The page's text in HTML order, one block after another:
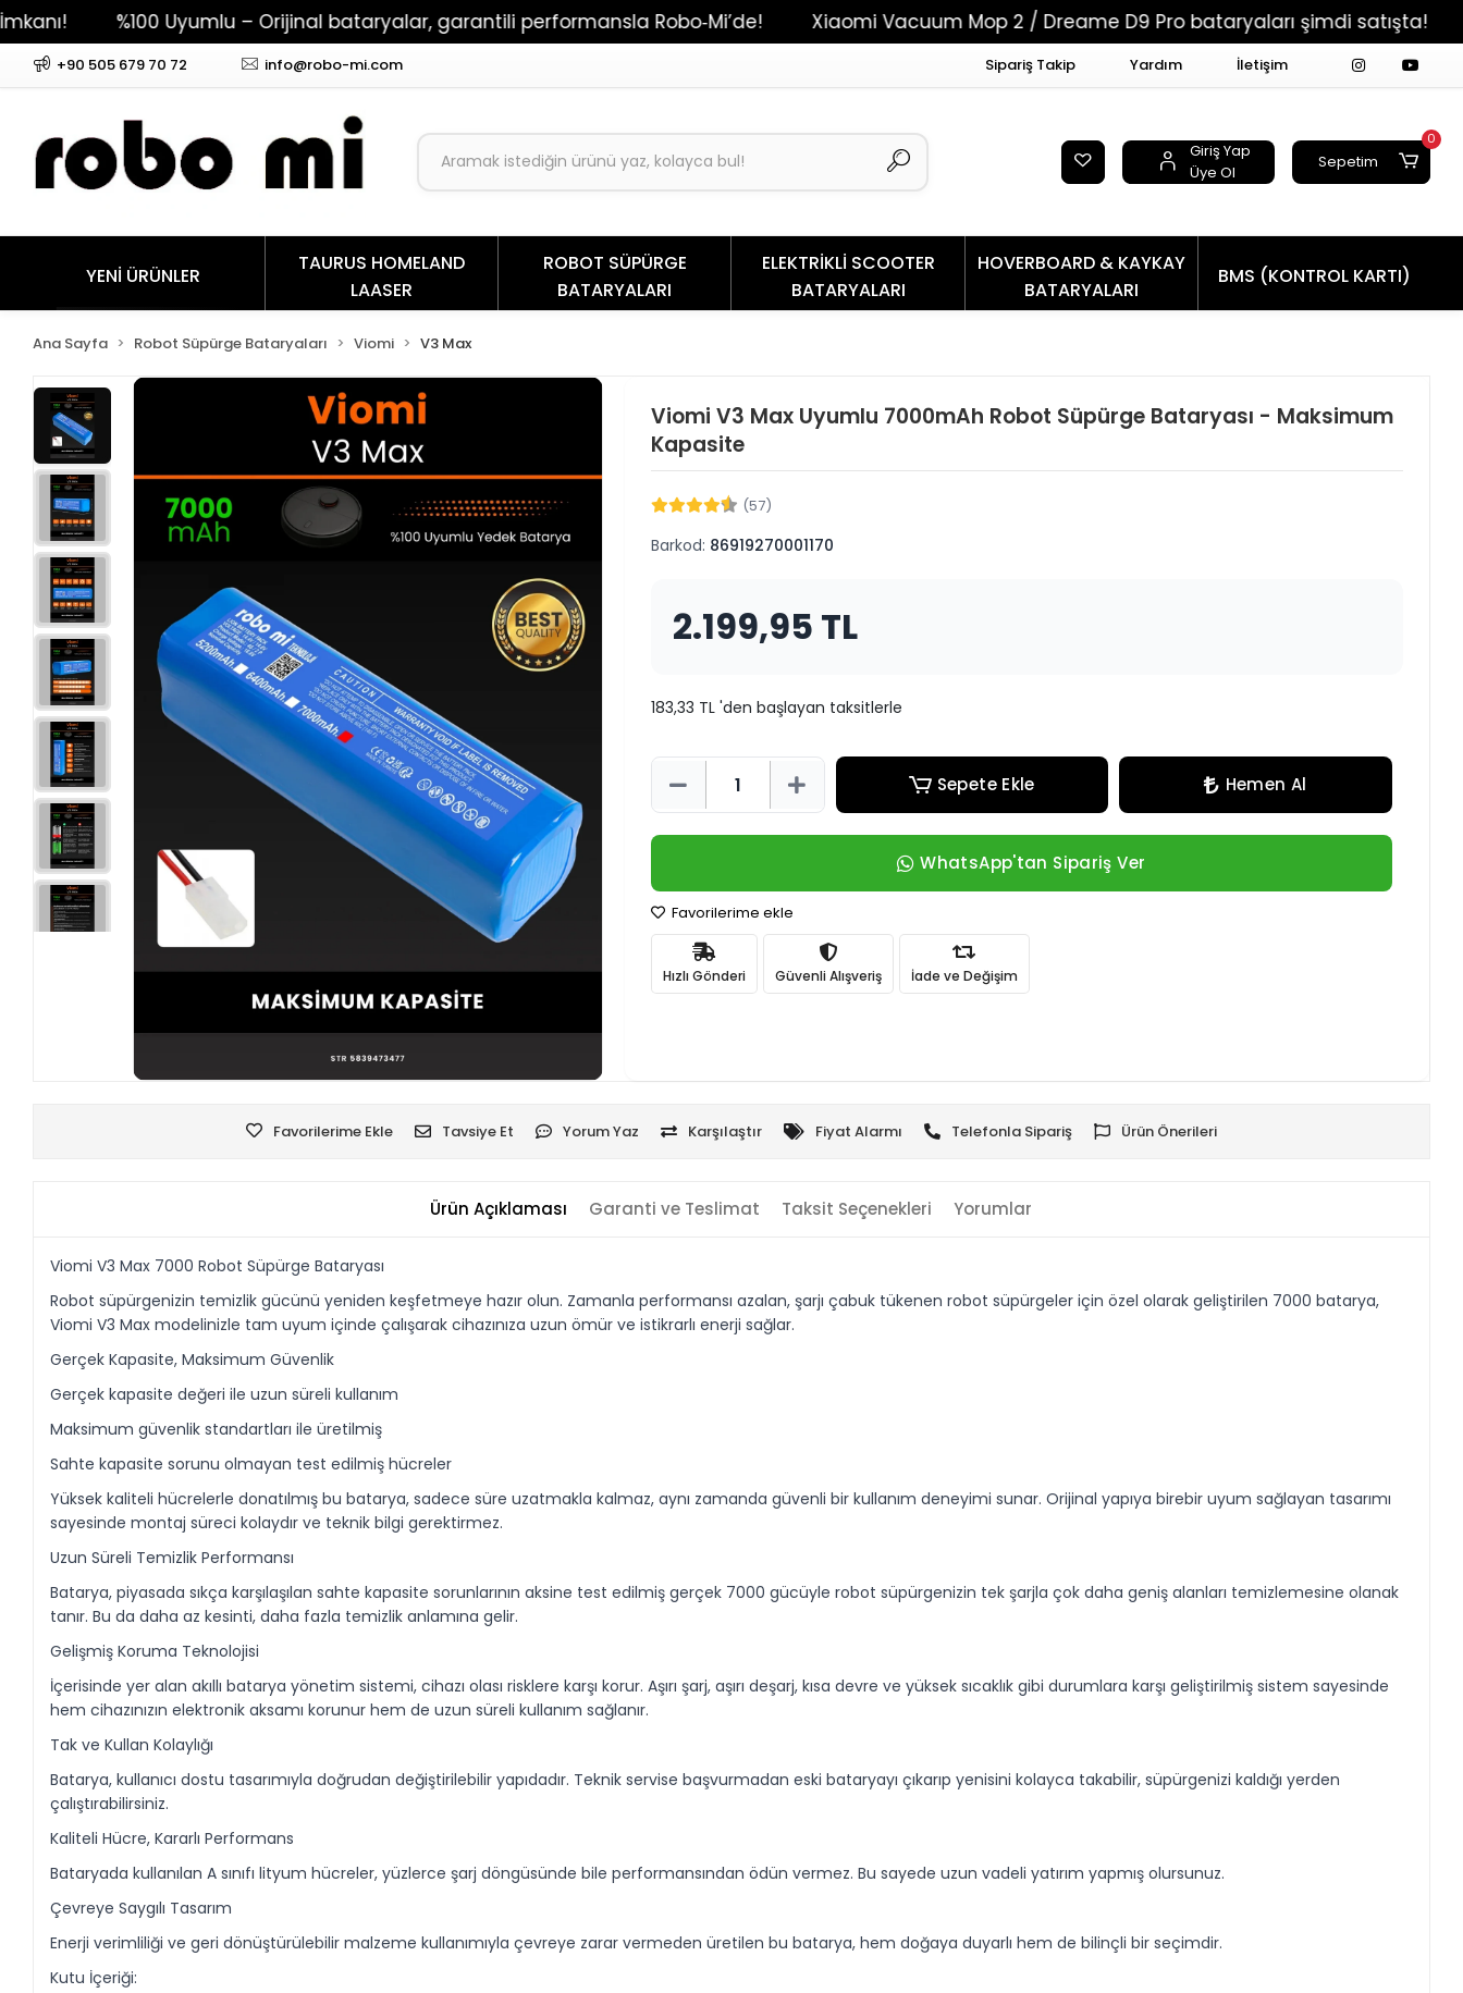
%100 Uyumlu – Orijinal bataryalar, garantili performansla Robo‑Mi’de! Xiaomi Vacuum Mop 2 / Dreame D9 Pro bataryaları şimdi satışta! Tüm
+90 505 679 70 72 info@robo-mi.com Sipariş Takip Yardım İletişim
Giriş Yap
Üye Ol
Sepetim
0
YENİ ÜRÜNLER
TAURUS HOMELAND
LAASER
ROBOT SÜPÜRGE
BATARYALARI
ELEKTRİKLİ SCOOTER
BATARYALARI
HOVERBOARD & KAYKAY
BATARYALARI
BMS (KONTROL KARTI)
Ana Sayfa Robot Süpürge Bataryaları Viomi V3 Max
Viomi V3 Max Uyumlu 7000mAh Robot Süpürge Bataryası - Maksimum
Kapasite
(57)
Barkod: 86919270001170
2.199,95 TL
183,33 TL 'den başlayan taksitlerle
Sepete Ekle Hemen Al
WhatsApp'tan Sipariş Ver
Favorilerime ekle
Hızlı Gönderi Güvenli Alışveriş İade ve Değişim
Favorilerime Ekle Tavsiye Et Yorum Yaz Karşılaştır Fiyat Alarmı Telefonla Sipariş Ürün Önerileri
Ürün Açıklaması Garanti ve Teslimat Taksit Seçenekleri Yorumlar
Viomi V3 Max 7000 Robot Süpürge Bataryası
Robot süpürgenizin temizlik gücünü yeniden keşfetmeye hazır olun. Zamanla performansı azalan, şarjı çabuk tükenen robot süpürgeler için özel olarak geliştirilen 7000 batarya,
Viomi V3 Max modelinizle tam uyum içinde çalışarak cihazınıza uzun ömür ve istikrarlı enerji sağlar.
Gerçek Kapasite, Maksimum Güvenlik
Gerçek kapasite değeri ile uzun süreli kullanım
Maksimum güvenlik standartları ile üretilmiş
Sahte kapasite sorunu olmayan test edilmiş hücreler
Yüksek kaliteli hücrelerle donatılmış bu batarya, sadece süre uzatmakla kalmaz, aynı zamanda güvenli bir kullanım deneyimi sunar. Orijinal yapıya birebir uyum sağlayan tasarımı
sayesinde montaj süreci kolaydır ve teknik bilgi gerektirmez.
Uzun Süreli Temizlik Performansı
Batarya, piyasada sıkça karşılaşılan sahte kapasite sorunlarının aksine test edilmiş gerçek 7000 gücüyle robot süpürgenizin tek şarjla çok daha geniş alanları temizlemesine olanak
tanır. Bu da daha az kesinti, daha fazla temizlik anlamına gelir.
Gelişmiş Koruma Teknolojisi
İçerisinde yer alan akıllı batarya yönetim sistemi, cihazı olası risklere karşı korur. Aşırı şarj, aşırı deşarj, kısa devre ve yüksek sıcaklık gibi durumlara karşı geliştirilmiş sistem sayesinde
hem cihazınızın elektronik aksamı korunur hem de uzun süreli kullanım sağlanır.
Tak ve Kullan Kolaylığı
Batarya, kullanıcı dostu tasarımıyla doğrudan değiştirilebilir yapıdadır. Teknik servise başvurmadan eski bataryayı çıkarıp yenisini kolayca takabilir, süpürgenizi kaldığı yerden
çalıştırabilirsiniz.
Kaliteli Hücre, Kararlı Performans
Bataryada kullanılan A sınıfı lityum hücreler, yüzlerce şarj döngüsünde bile performansından ödün vermez. Bu sayede uzun vadeli yatırım yapmış olursunuz.
Çevreye Saygılı Tasarım
Enerji verimliliği ve geri dönüştürülebilir malzeme kullanımıyla çevreye zarar vermeden üretilen bu batarya, hem doğaya duyarlı hem de bilinçli bir seçimdir.
Kutu İçeriği: